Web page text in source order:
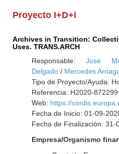
Proyecto I+D+i
Archives in Transition:
Uses. TRANS.ARCH
Responsable: José
Delgado/ Mercedes
Tipo de Proyecto/Ayuda:
Referencia: H2020-872299
Web: https://
Fecha de Inicio: 01-09-
Fecha de Finalización: 31-
Empresa/Organismo